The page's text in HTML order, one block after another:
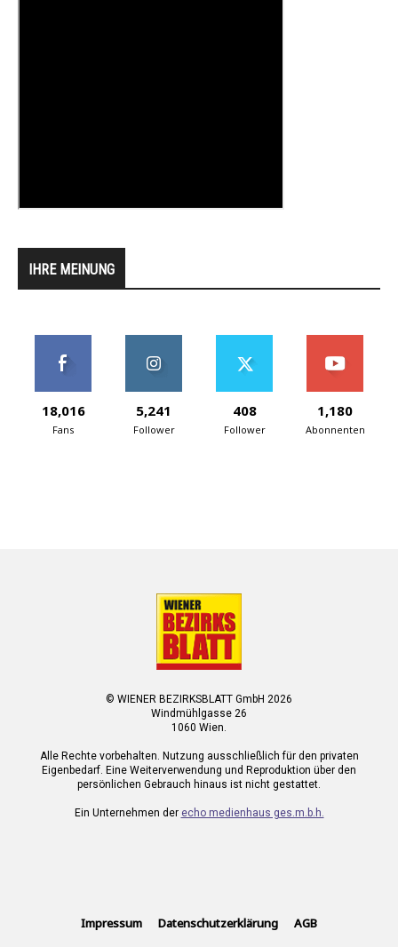
IHRE MEINUNG
18,016
Fans
5,241
Follower
408
Follower
1,180
Abonnenten
© WIENER BEZIRKSBLATT GmbH 2026
Windmühlgasse 26
1060 Wien.
Alle Rechte vorbehalten. Nutzung ausschließlich für den privaten
Eigenbedarf. Eine Weiterverwendung und Reproduktion über den
persönlichen Gebrauch hinaus ist nicht gestattet.
Ein Unternehmen der echo medienhaus ges.m.b.h.
Impressum Datenschutzerklärung AGB